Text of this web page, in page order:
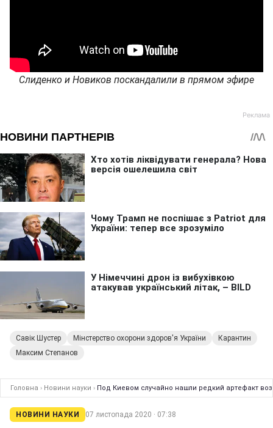
Слиденко и Новиков поскандалили в прямом эфире
Савік Шустер Мінстерство охорони здоров'я України
Карантин
Максим Степанов
Головна › Новини науки › Под Киевом случайно нашли редкий артефакт
НОВИНИ НАУКИ 07 листопада 2020 · 07:38